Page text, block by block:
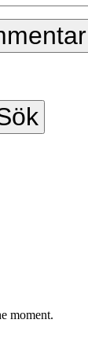
moment.